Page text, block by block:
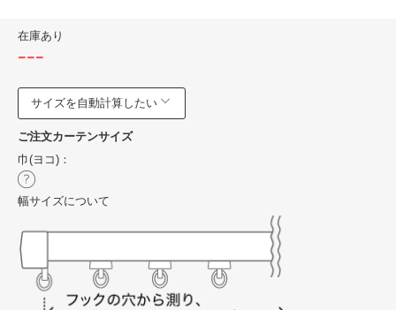
在庫あり
---
サイズを自動計算したい
ご注文カーテンサイズ
巾(ヨコ)：
幅サイズについて